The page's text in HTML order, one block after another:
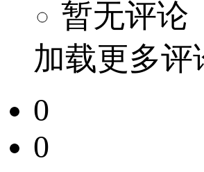
暂无评论
加载更多评
0
0